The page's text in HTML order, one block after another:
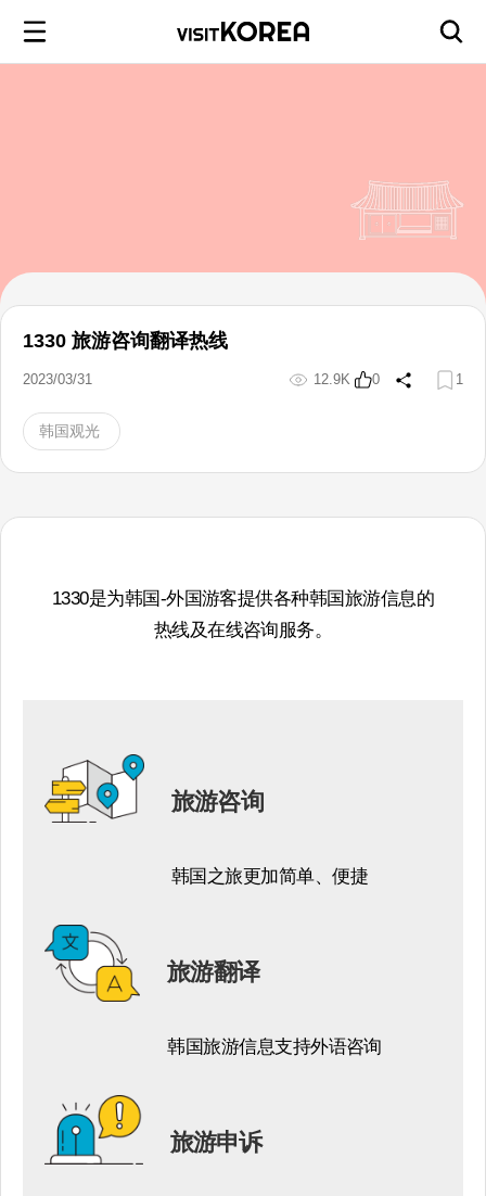
1330 旅游咨询翻译热线
2023/03/31 12.9K 0 1
韩国观光
1330是为韩国-外国游客提供各种韩国旅游信息的
热线及在线咨询服务。​
旅游咨询​
韩国之旅更加简单、便捷​
旅游翻译​
韩国旅游信息支持外语咨询​
旅游申诉​